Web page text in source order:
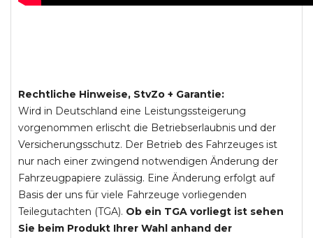
Rechtliche Hinweise, StvZo + Garantie:
Wird in Deutschland eine Leistungssteigerung
vorgenommen erlischt die Betriebserlaubnis und der
Versicherungsschutz. Der Betrieb des Fahrzeuges ist
nur nach einer zwingend notwendigen Änderung der
Fahrzeugpapiere zulässig. Eine Änderung erfolgt auf
Basis der uns für viele Fahrzeuge vorliegenden
Teilegutachten (TGA). Ob ein TGA vorliegt ist sehen
Sie beim Produkt Ihrer Wahl anhand der